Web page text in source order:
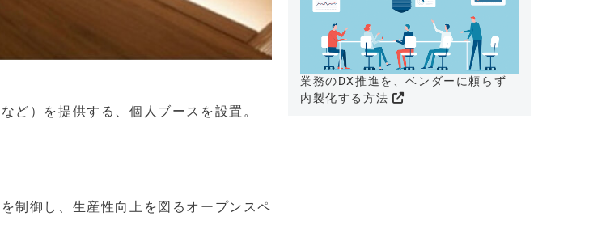
ど）を提供する、個人ブースを設置。
制御し、生産性向上を図るオープンスペ
業務のDX推進を、ベンダーに頼らず
内製化する方法